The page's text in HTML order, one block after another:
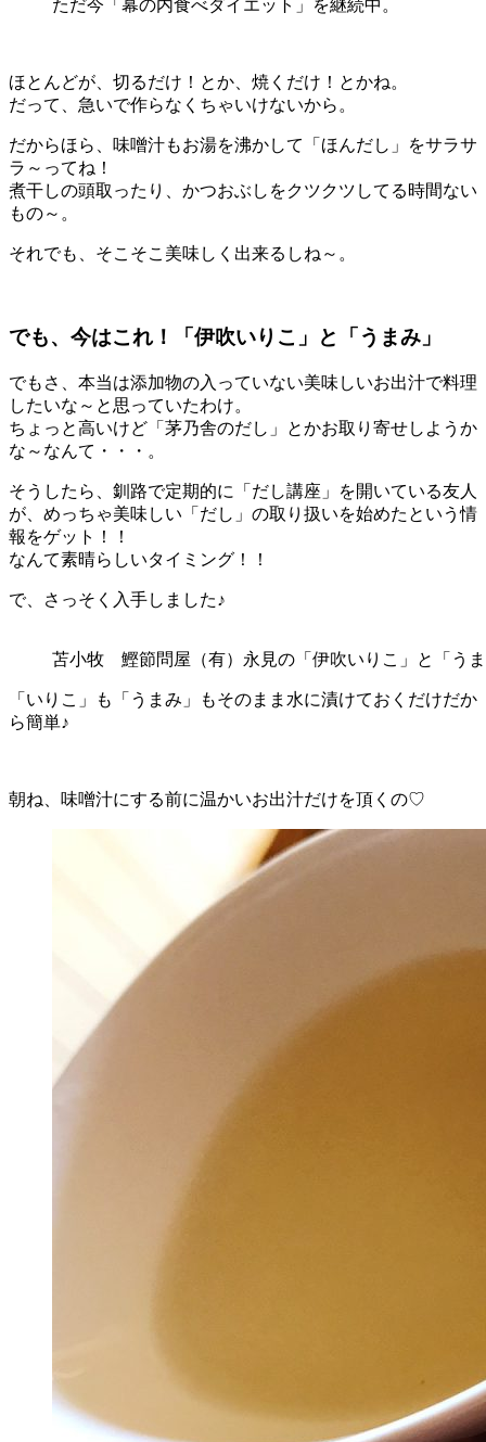
ただ今「幕の内食べダイエット」を継続中。
ほとんどが、切るだけ！とか、焼くだけ！とかね。
だって、急いで作らなくちゃいけないから。
だからほら、味噌汁もお湯を沸かして「ほんだし」をサラサ
ラ～ってね！
煮干しの頭取ったり、かつおぶしをクツクツしてる時間ない
もの～。
それでも、そこそこ美味しく出来るしね～。
でも、今はこれ！「伊吹いりこ」と「うまみ」
でもさ、本当は添加物の入っていない美味しいお出汁で料理
したいな～と思っていたわけ。
ちょっと高いけど「茅乃舎のだし」とかお取り寄せしようか
な～なんて・・・。
そうしたら、釧路で定期的に「だし講座」を開いている友人
が、めっちゃ美味しい「だし」の取り扱いを始めたという情
報をゲット！！
なんて素晴らしいタイミング！！
で、さっそく入手しました♪
苫小牧 鰹節問屋（有）永見の「伊吹いりこ」と「う
「いりこ」も「うまみ」もそのまま水に漬けておくだけだか
ら簡単♪
朝ね、味噌汁にする前に温かいお出汁だけを頂くの♡